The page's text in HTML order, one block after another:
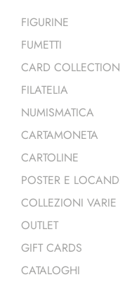
FIGURINE
FUMETTI
CARD COLLECTION
FILATELIA
NUMISMATICA
CARTAMONETA
CARTOLINE
POSTER E
COLLEZIONI VARIE
OUTLET
GIFT CARDS
CATALOGHI